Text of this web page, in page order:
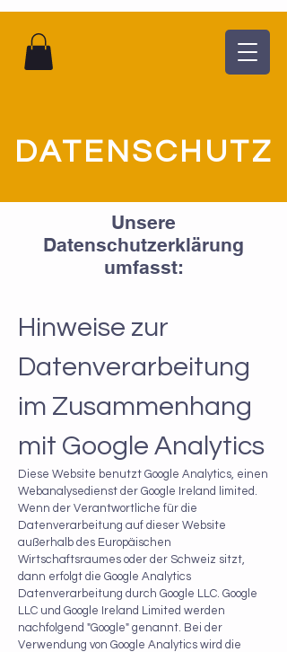
DATENSCHUTZ
Unsere
Datenschutzerklärung
umfasst:
Hinweise zur
Datenverarbeitung
im Zusammenhang
mit Google Analytics
Diese Website benutzt Google Analytics, einen
Webanalysedienst der Google Ireland limited.
Wenn der Verantwortliche für die
Datenverarbeitung auf dieser Website
außerhalb des Europäischen
Wirtschaftsraumes oder der Schweiz sitzt,
dann erfolgt die Google Analytics
Datenverarbeitung durch Google LLC. Google
LLC und Google Ireland Limited werden
nachfolgend "Google" genannt. Bei der
Verwendung von Google Analytics wird die